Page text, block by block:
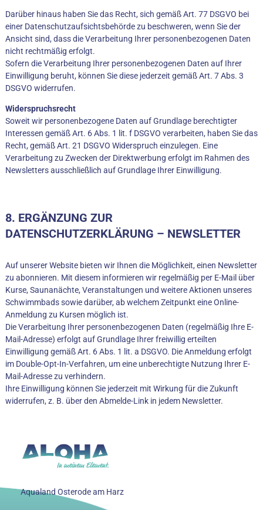
Darüber hinaus haben Sie das Recht, sich gemäß Art. 77 DSGVO bei
einer Datenschutzaufsichtsbehörde zu beschweren, wenn Sie der
Ansicht sind, dass die Verarbeitung Ihrer personenbezogenen Daten
nicht rechtmäßig erfolgt.
Sofern die Verarbeitung Ihrer personenbezogenen Daten auf Ihrer
Einwilligung beruht, können Sie diese jederzeit gemäß Art. 7 Abs. 3
DSGVO widerrufen.
Widerspruchsrecht
Soweit wir personenbezogene Daten auf Grundlage berechtigter
Interessen gemäß Art. 6 Abs. 1 lit. f DSGVO verarbeiten, haben Sie das
Recht, gemäß Art. 21 DSGVO Widerspruch einzulegen. Eine
Verarbeitung zu Zwecken der Direktwerbung erfolgt im Rahmen des
Newsletters ausschließlich auf Grundlage Ihrer Einwilligung.
8. ERGÄNZUNG ZUR
DATENSCHUTZERKLÄRUNG – NEWSLETTER
Auf unserer Website bieten wir Ihnen die Möglichkeit, einen Newsletter
zu abonnieren. Mit diesem informieren wir regelmäßig per E-Mail über
Kurse, Saunanächte, Veranstaltungen und weitere Aktionen unseres
Schwimmbads sowie darüber, ab welchem Zeitpunkt eine Online-
Anmeldung zu Kursen möglich ist.
Die Verarbeitung Ihrer personenbezogenen Daten (regelmäßig Ihre E-
Mail-Adresse) erfolgt auf Grundlage Ihrer freiwillig erteilten
Einwilligung gemäß Art. 6 Abs. 1 lit. a DSGVO. Die Anmeldung erfolgt
im Double-Opt-In-Verfahren, um eine unberechtigte Nutzung Ihrer E-
Mail-Adresse zu verhindern.
Ihre Einwilligung können Sie jederzeit mit Wirkung für die Zukunft
widerrufen, z. B. über den Abmelde-Link in jedem Newsletter.
Aqualand Osterode am Harz